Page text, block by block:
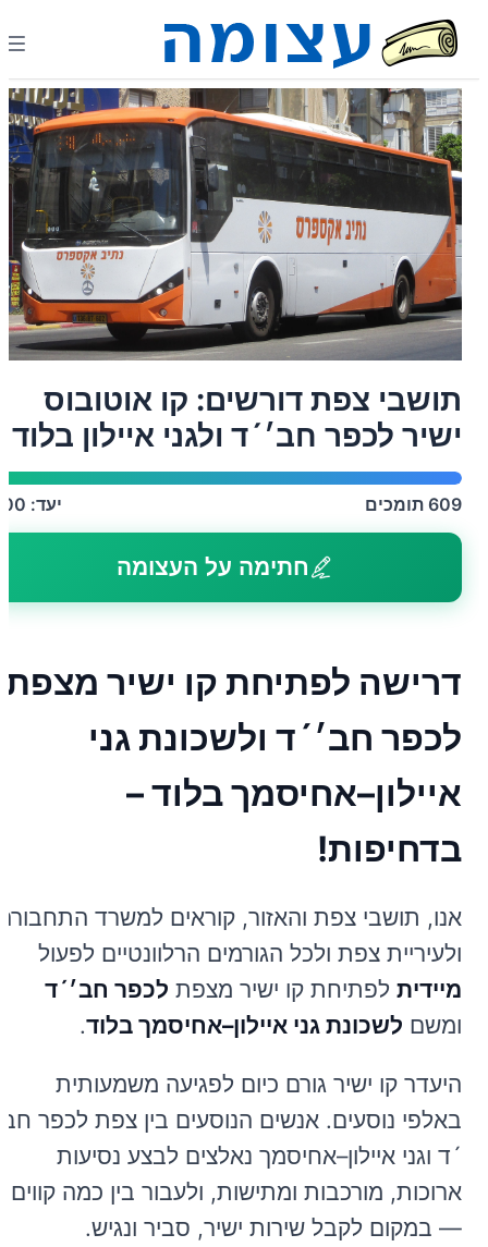
תושבי צפת דורשים: קו אוטובוס
ישיר לכפר חב׳´ד ולגני איילון בלוד
609 תומכים יעד:
חתימה על העצומה
דרישה לפתיחת קו ישיר מצפת
לכפר חב׳´ד ולשכונת גני
איילון–אחיסמך בלוד –
בדחיפות!
אנו, תושבי צפת והאזור, קוראים למשרד
ולעיריית צפת ולכל הגורמים הרלוונטיים לפעול
מיידית לפתיחת קו ישיר מצפת לכפר חב׳´ד
ומשם לשכונת גני איילון–אחיסמך בלוד.
היעדר קו ישיר גורם כיום לפגיעה משמעותית
באלפי נוסעים. אנשים הנוסעים בין צפת לכפר
´ד וגני איילון–אחיסמך נאלצים לבצע נסיעות
ארוכות, מורכבות ומתישות, ולעבור בין כמה קווים
— במקום לקבל שירות ישיר, סביר ונגיש.